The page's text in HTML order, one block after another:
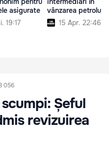
asigurate
19:17
vânzarea petrolului
15 Apr. 22:46
056
Șeful
revizuirea